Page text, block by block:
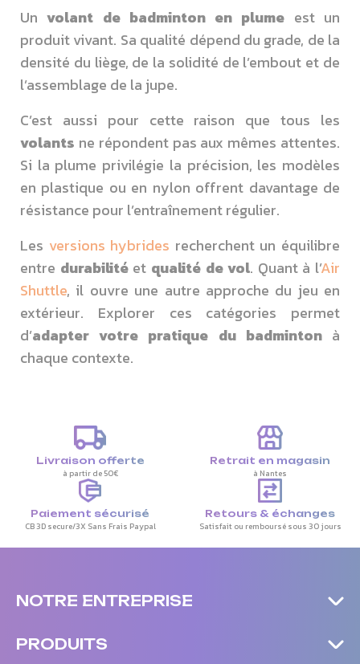
Un volant de badminton en plume est un
produit vivant. Sa qualité dépend du grade, de la
densité du liège, de la solidité de l’embout et de
l’assemblage de la jupe.
C’est aussi pour cette raison que tous les
volants ne répondent pas aux mêmes attentes.
Si la plume privilégie la précision, les modèles
en plastique ou en nylon offrent davantage de
résistance pour l’entraînement régulier.
Les versions hybrides recherchent un équilibre
entre durabilitéet qualité de vol. Quant à l’Air
Shuttle, il ouvre une autre approche du jeu en
extérieur. Explorer ces catégories permet
d’adapter votre pratique du badmintonà
chaque contexte.
Livraison offerte
à partir de 50€
Retrait en magasin
à Nantes
Paiement sécurisé
CB 3D secure/3X Sans Frais Paypal
Retours & échanges
Satisfait ou remboursé sous 30 jours
NOTRE ENTREPRISE
PRODUITS